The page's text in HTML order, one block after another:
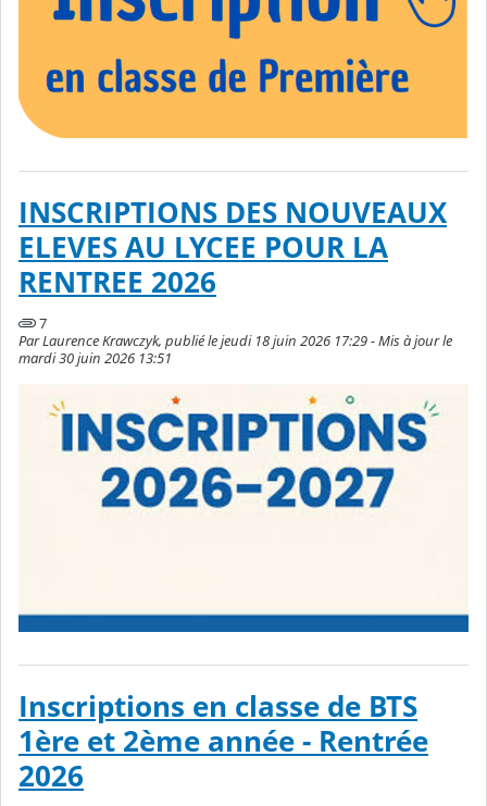
INSCRIPTIONS DES NOUVEAUX
ELEVES AU LYCEE POUR LA
RENTREE 2026
7
Par Laurence Krawczyk, publié le jeudi 18 juin 2026 17:29 - Mis à jour le
mardi 30 juin 2026 13:51
Inscriptions en classe de BTS
1ère et 2ème année - Rentrée
2026